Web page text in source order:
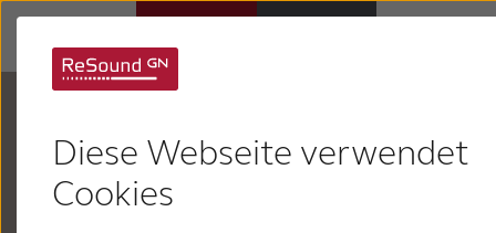
Diese Webseite verwendet
Cookies
Hörverlust
wichtig